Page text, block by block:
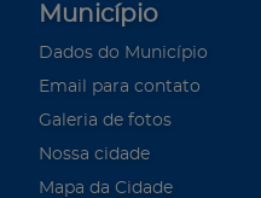
Município
Dados do Município
Email para contato
Galeria de fotos
Nossa cidade
Mapa da Cidade